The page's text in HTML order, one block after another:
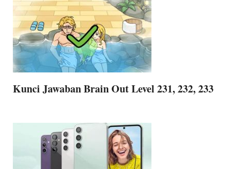
Kunci Jawaban Brain Out Level 231, 232, 233